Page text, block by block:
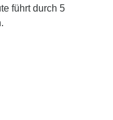
führt durch 5